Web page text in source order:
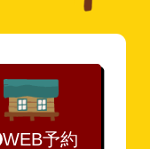
WEB予約